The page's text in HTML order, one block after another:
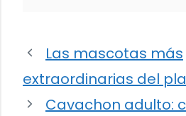
Las mascotas más
extraordinarias del
Cavachon adulto: